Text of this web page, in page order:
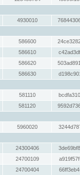
4930010
586600
586610
586620
586630
581110
581120
5960020
24300406
24700109
24700404